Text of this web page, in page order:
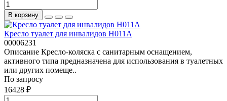
В корзину
Кресло туалет для инвалидов Н011А
00006231
Описание Кресло-коляска с санитарным оснащением,
активного типа предназначена для использования в туалетных
или других помеще..
По запросу
16428 ₽